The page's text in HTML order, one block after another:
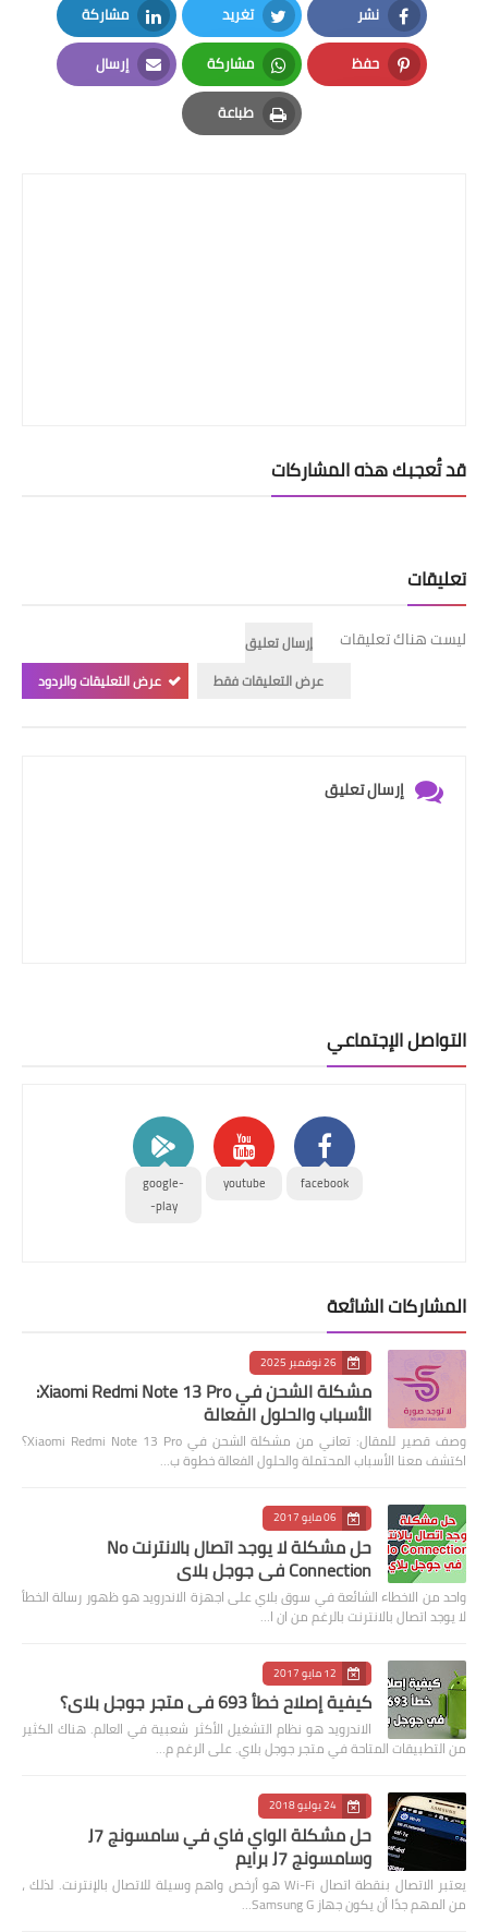
نشر
Facebook
تغريد
Twitter
مشاركة
LinkedIn
حفظ
Pinterest
مشاركة
Whatsapp
إرسال
Email
طباعة
Print
قد تُعجبك هذه المشاركات
تعليقات
ليست هناك تعليقات
إرسال تعليق
عرض التعليقات فقط
عرض التعليقات والردود
إرسال تعليق
التواصل الإجتماعي
facebook
youtube
google-
play-
المشاركات الشائعة
26 نوفمبر 2025
مشكلة الشحن في Xiaomi Redmi Note 13 Pro:
الأسباب والحلول الفعالة
وصف قصير للمقال: تعاني من مشكلة الشحن في Xiaomi Redmi Note 13 Pro؟
اكتشف معنا الأسباب المحتملة والحلول الفعالة خطوة ب…
06 مايو 2017
حل مشكلة لا يوجد اتصال بالانترنت No
Connection في جوجل بلاي
واحد من الاخطاء الشائعة في سوق بلاي على اجهزة الاندرويد هو ظهور رسالة الخطأ
لا يوجد اتصال بالانترنت بالرغم من ان ا…
12 مايو 2017
كيفية إصلاح خطأ 693 في متجر جوجل بلاي؟
الاندرويد هو نظام التشغيل الأكثر شعبية في العالم. هناك الكثير
من التطبيقات المتاحة في متجر جوجل بلاي. على الرغم م…
24 يوليو 2018
حل مشكلة الواي فاي في سامسونج J7
وسامسونج J7 برايم
يعتبر الاتصال بنقطة اتصال Wi-Fi هو أرخص واهم وسيلة للاتصال بالإنترنت. لذلك ،
من المهم جدًا أن يكون جهاز Samsung G…